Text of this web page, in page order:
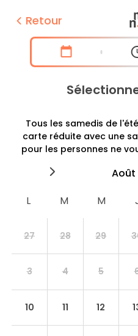
Retour
Tous les samedis de
carte réduite avec une
pour les personnes ne
août
27 28 29
3 4 5
10 11 12